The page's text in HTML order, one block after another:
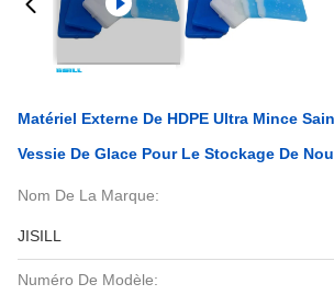
Matériel Externe De HDPE Ultra Mince
Vessie De Glace Pour Le Stockage De
Nom De La Marque:
JISILL
Numéro De Modèle: